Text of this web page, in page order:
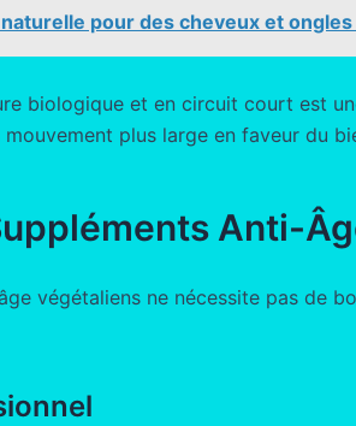
pour des cheveux et
biologique et en circuit court est
plus large en faveur du
Anti-
végétaliens ne nécessite pas de